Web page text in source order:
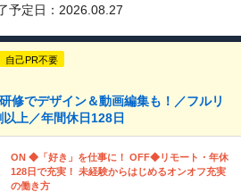
予定日： 2026.08.27
自己PR不要
修でデザイン＆動画編集も！／フルリ
上／年間休日128日
ON ◆「好き」を仕事に！ OFF◆リモート・年休
128日で充実！ 未経験からはじめるオンオフ充実
の働き方